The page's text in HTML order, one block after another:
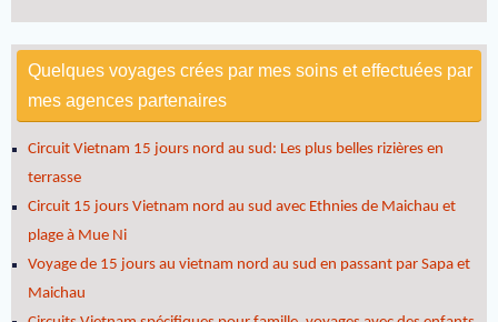
Quelques voyages crées par mes soins et effectuées par
mes agences partenaires
Circuit Vietnam 15 jours nord au sud: Les plus belles rizières en
terrasse
Circuit 15 jours Vietnam nord au sud avec Ethnies de Maichau et
plage à Mue Ni
Voyage de 15 jours au vietnam nord au sud en passant par Sapa et
Maichau